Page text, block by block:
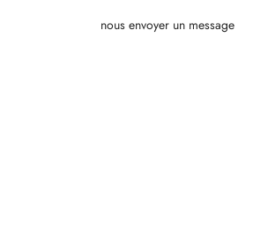
nous envoyer un message